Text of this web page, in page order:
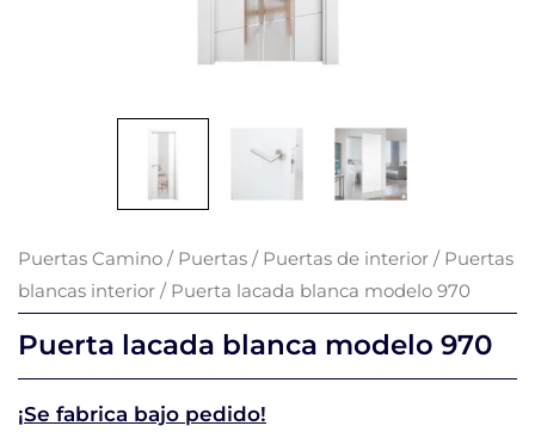
Puertas Camino / Puertas / Puertas de interior / Puertas
blancas interior / Puerta lacada blanca modelo 970
Puerta lacada blanca modelo 970
¡Se fabrica bajo pedido!